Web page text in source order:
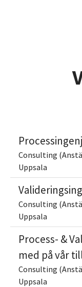
Consulting
Uppsala
Consulting
Uppsala
Process- &
med på vår
Consulting
Uppsala